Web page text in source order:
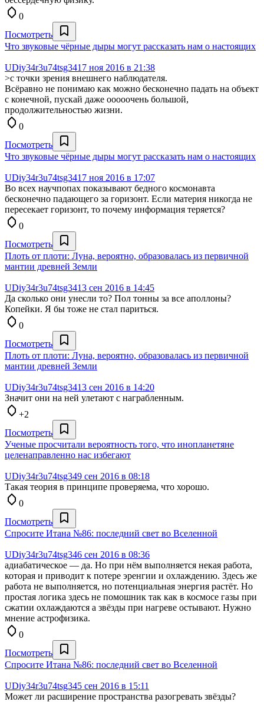
0
Посмотреть
Что звуковые чёрные дыры могут рассказать нам о настоящих
UDiy34r3u74tsg3417 ноя 2016 в 21:38
>с точки зрения внешнего наблюдателя.
Всёравно не понимаю как можно бесконечно падать на объект
с конечной, пускай даже ооооочень большой,
продолжительностью жизни.
0
Посмотреть
Что звуковые чёрные дыры могут рассказать нам о настоящих
UDiy34r3u74tsg3417 ноя 2016 в 17:07
Во всех научпопах показывают бедного космонавта
бесконечно падающего за горизонт. Если материя никогда не
пересекает горизонт, то почему информация теряется?
0
Посмотреть
Плоть от плоти: Луна, вероятно, образовалась из первичной
мантии древней Земли
UDiy34r3u74tsg3413 сен 2016 в 14:45
Да сколько они унесли то? Пол тонны за все аполлоны?
Копейки. Я бы тоже не стал париться.
0
Посмотреть
Плоть от плоти: Луна, вероятно, образовалась из первичной
мантии древней Земли
UDiy34r3u74tsg3413 сен 2016 в 14:20
Значит они на ней улетают с награбленным.
+2
Посмотреть
Ученые просчитали вероятность того, что инопланетяне
целенаправленно нас избегают
UDiy34r3u74tsg349 сен 2016 в 08:18
Такая теория в принципе проверяема, что хорошо.
0
Посмотреть
Спросите Итана №86: последний свет во Вселенной
UDiy34r3u74tsg346 сен 2016 в 08:36
адиабатическое — да. Но при нём выполняется некая работа,
которая и приводит к потере эренгии и охлаждению. Здесь же
работа не выполняется, но потенциальная энергия растёт. Но
простая логика здесь не помошник так как в космосе газы при
сжатии охлаждаются а звёзды при нагреве остывают. Нужно
мнение астрофизика.
0
Посмотреть
Спросите Итана №86: последний свет во Вселенной
UDiy34r3u74tsg345 сен 2016 в 15:11
Может ли расширение пространства разогревать звёзды?